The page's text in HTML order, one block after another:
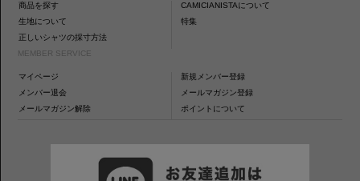
商品を探す
CAMICIANISTAについて
生地について
特集
正しいシャツの採寸方法
MEMBER SERVICE
マイページ
新規メンバー登録
メンバー退会
メールマガジン登録
メールマガジン解除
ポイントについて